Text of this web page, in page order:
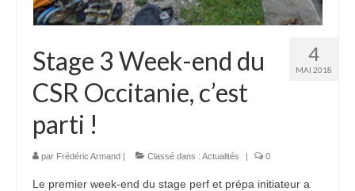
Les accès réglementés canyon
Galerie Classiques
Galerie Karsts
Galerie Canyons
4
MAI 2018
Stage 3 Week-end du
CSR Occitanie, c’est
parti !
par Frédéric Armand | Classé dans : Actualités | 0
Le premier week-end du stage perf et prépa initiateur a